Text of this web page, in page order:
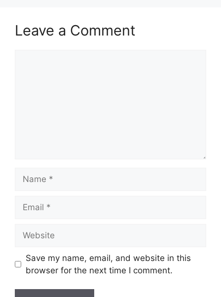
Leave a Comment
Save my name, email, and website in this
browser for the next time I comment.